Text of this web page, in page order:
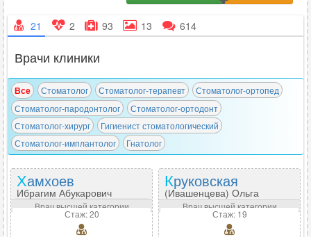
21 2 93 13 614
Врачи клиники
Все Стоматолог Стоматолог-терапевт
Стоматолог-ортопед
Стоматолог-пародонтолог
Стоматолог-ортодонт
Стоматолог-хирург
Гигиенист стоматологический
Стоматолог-имплантолог
Гнатолог
Хамхоев
Ибрагим Абукарович
Врач высшей категории
Стаж: 20
Круковская
(Ивашенцева) Ольга
Сергеевна
Врач высшей категории
Стаж: 19